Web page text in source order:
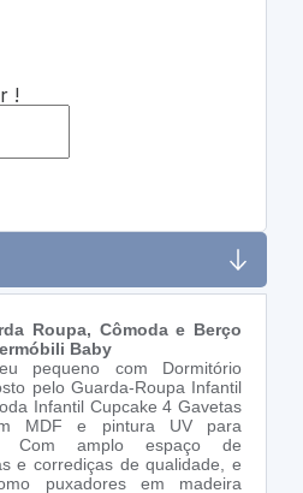
!
Roupa, Cômoda e Berço
Baby
pequeno com Dormitório
pelo Guarda-Roupa Infantil
Infantil Cupcake 4 Gavetas
MDF e pintura UV para
Com amplo espaço de
e corrediças de qualidade, e
puxadores em madeira